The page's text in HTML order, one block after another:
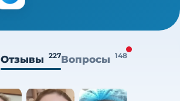
Отзывы 227Вопросы 148